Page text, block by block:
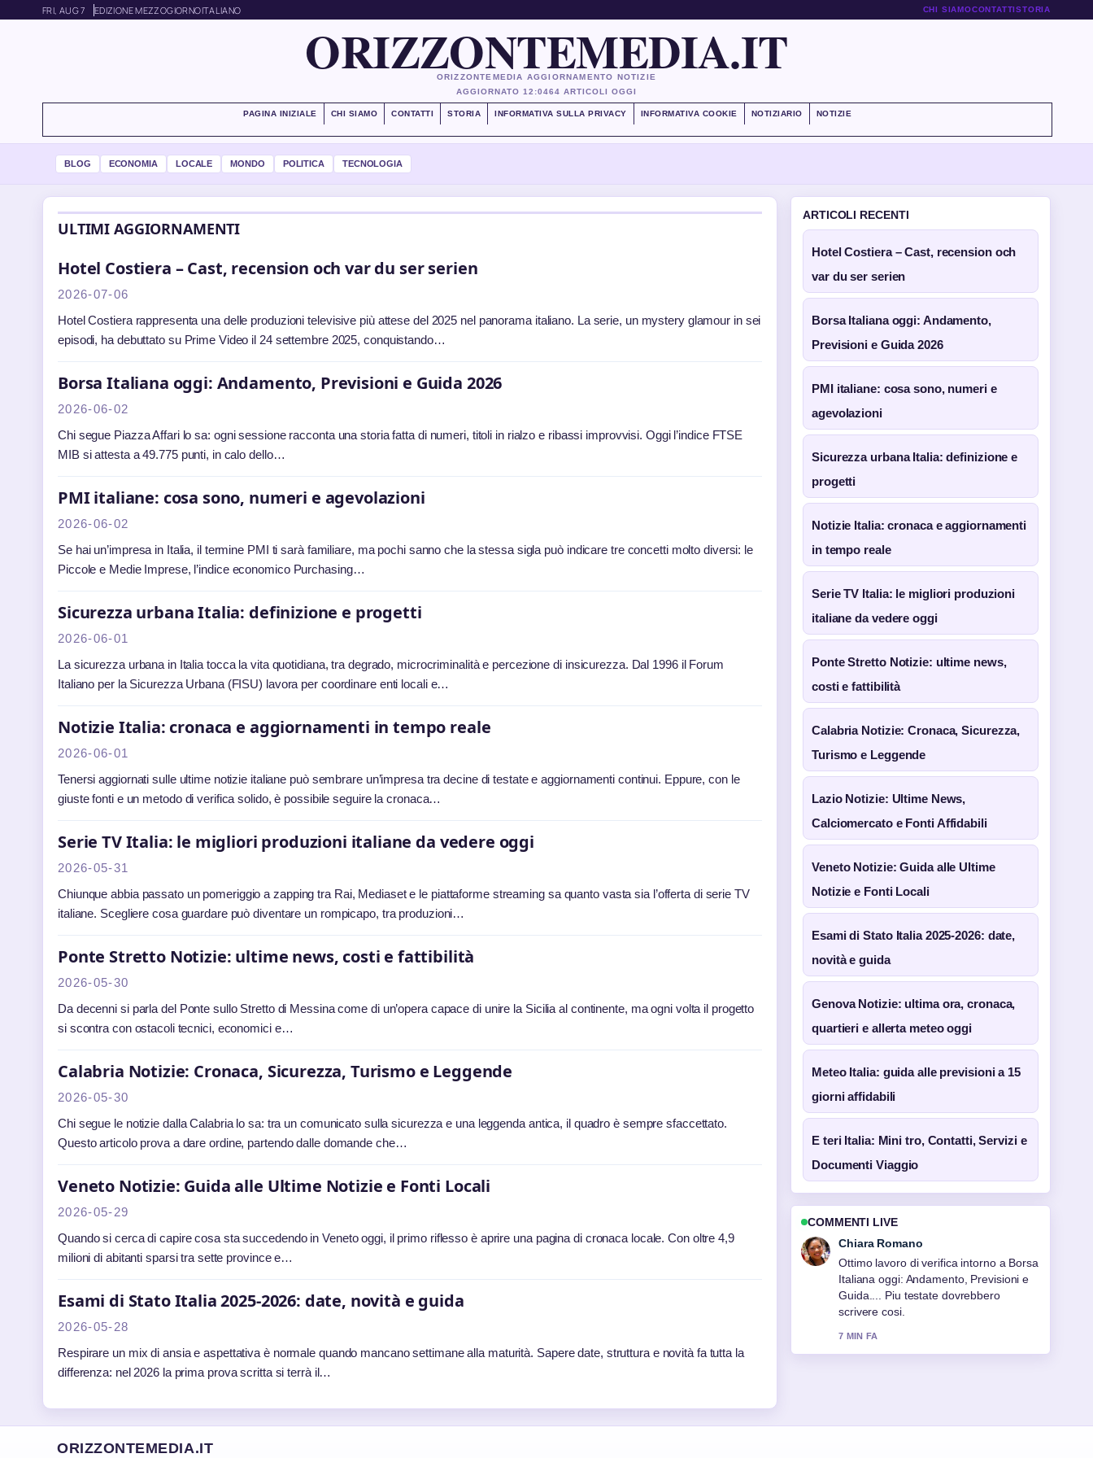
FRI, AUG 7 EDIZIONE MEZZOGIORNOITALIANO CHI SIAMOCONTATTISTORIA
ORIZZONTEMEDIA.IT
ORIZZONTEMEDIA AGGIORNAMENTO NOTIZIE
AGGIORNATO 12:0464 ARTICOLI OGGI
PAGINA INIZIALE CHI SIAMO CONTATTI STORIA INFORMATIVA SULLA PRIVACY INFORMATIVA COOKIE NOTIZIARIO NOTIZIE
BLOG ECONOMIA LOCALE MONDO POLITICA TECNOLOGIA
ULTIMI AGGIORNAMENTI
Hotel Costiera – Cast, recension och var du ser serien
2026-07-06
Hotel Costiera rappresenta una delle produzioni televisive più attese del 2025 nel panorama italiano. La serie, un mystery glamour in sei
episodi, ha debuttato su Prime Video il 24 settembre 2025, conquistando…
Borsa Italiana oggi: Andamento, Previsioni e Guida 2026
2026-06-02
Chi segue Piazza Affari lo sa: ogni sessione racconta una storia fatta di numeri, titoli in rialzo e ribassi improvvisi. Oggi l’indice FTSE
MIB si attesta a 49.775 punti, in calo dello…
PMI italiane: cosa sono, numeri e agevolazioni
2026-06-02
Se hai un’impresa in Italia, il termine PMI ti sarà familiare, ma pochi sanno che la stessa sigla può indicare tre concetti molto diversi: le
Piccole e Medie Imprese, l’indice economico Purchasing…
Sicurezza urbana Italia: definizione e progetti
2026-06-01
La sicurezza urbana in Italia tocca la vita quotidiana, tra degrado, microcriminalità e percezione di insicurezza. Dal 1996 il Forum
Italiano per la Sicurezza Urbana (FISU) lavora per coordinare enti locali e…
Notizie Italia: cronaca e aggiornamenti in tempo reale
2026-06-01
Tenersi aggiornati sulle ultime notizie italiane può sembrare un’impresa tra decine di testate e aggiornamenti continui. Eppure, con le
giuste fonti e un metodo di verifica solido, è possibile seguire la cronaca…
Serie TV Italia: le migliori produzioni italiane da vedere oggi
2026-05-31
Chiunque abbia passato un pomeriggio a zapping tra Rai, Mediaset e le piattaforme streaming sa quanto vasta sia l’offerta di serie TV
italiane. Scegliere cosa guardare può diventare un rompicapo, tra produzioni…
Ponte Stretto Notizie: ultime news, costi e fattibilità
2026-05-30
Da decenni si parla del Ponte sullo Stretto di Messina come di un’opera capace di unire la Sicilia al continente, ma ogni volta il progetto
si scontra con ostacoli tecnici, economici e…
Calabria Notizie: Cronaca, Sicurezza, Turismo e Leggende
2026-05-30
Chi segue le notizie dalla Calabria lo sa: tra un comunicato sulla sicurezza e una leggenda antica, il quadro è sempre sfaccettato.
Questo articolo prova a dare ordine, partendo dalle domande che…
Veneto Notizie: Guida alle Ultime Notizie e Fonti Locali
2026-05-29
Quando si cerca di capire cosa sta succedendo in Veneto oggi, il primo riflesso è aprire una pagina di cronaca locale. Con oltre 4,9
milioni di abitanti sparsi tra sette province e…
Esami di Stato Italia 2025-2026: date, novità e guida
2026-05-28
Respirare un mix di ansia e aspettativa è normale quando mancano settimane alla maturità. Sapere date, struttura e novità fa tutta la
differenza: nel 2026 la prima prova scritta si terrà il…
ARTICOLI RECENTI
Hotel Costiera – Cast, recension och
var du ser serien
Borsa Italiana oggi: Andamento,
Previsioni e Guida 2026
PMI italiane: cosa sono, numeri e
agevolazioni
Sicurezza urbana Italia: definizione e
progetti
Notizie Italia: cronaca e aggiornamenti
in tempo reale
Serie TV Italia: le migliori produzioni
italiane da vedere oggi
Ponte Stretto Notizie: ultime news,
costi e fattibilità
Calabria Notizie: Cronaca, Sicurezza,
Turismo e Leggende
Lazio Notizie: Ultime News,
Calciomercato e Fonti Affidabili
Veneto Notizie: Guida alle Ultime
Notizie e Fonti Locali
Esami di Stato Italia 2025-2026: date,
novità e guida
Genova Notizie: ultima ora, cronaca,
quartieri e allerta meteo oggi
Meteo Italia: guida alle previsioni a 15
giorni affidabili
E teri Italia: Mini tro, Contatti, Servizi e
Documenti Viaggio
COMMENTI LIVE
Chiara Romano
Ottimo lavoro di verifica intorno a Borsa
Italiana oggi: Andamento, Previsioni e
Guida.... Piu testate dovrebbero
scrivere cosi.
7 MIN FA
ORIZZONTEMEDIA.IT